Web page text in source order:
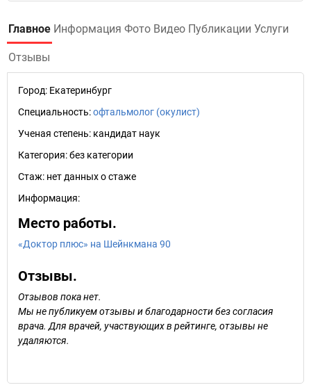
Главное Информация Фото Видео Публикации Услуги
Отзывы
Город: Екатеринбург
Специальность:офтальмолог (окулист)
Ученая степень: кандидат наук
Категория:без категории
Стаж: нет данных о стаже
Информация:
Место работы.
«Доктор плюс» на Шейнкмана 90
Отзывы.
Отзывов пока нет.
Мы не публикуем отзывы и благодарности без согласия
врача. Для врачей, участвующих в рейтинге, отзывы не
удаляются.